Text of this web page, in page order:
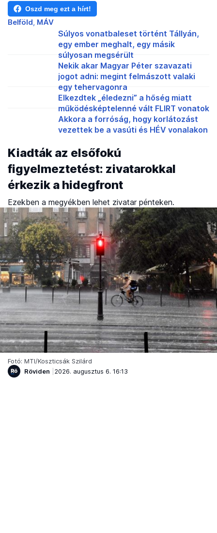
Oszd meg ezt a hírt!
Belföld MÁV
Súlyos vonatbaleset történt Tállyán,
egy ember meghalt, egy másik
súlyosan megsérült
Nekik akar Magyar Péter szavazati
jogot adni: megint felmászott valaki
egy tehervagonra
Elkezdtek „éledezni” a hőség miatt
működésképtelenné vált FLIRT vonatok
Akkora a forróság, hogy korlátozást
vezettek be a vasúti és HÉV vonalakon
Kiadták az elsőfokú
figyelmeztetést: zivatarokkal
érkezik a hidegfront
Ezekben a megyékben lehet zivatar pénteken.
Fotó: MTI/Koszticsák Szilárd
Röviden
2026. augusztus 6. 16:13